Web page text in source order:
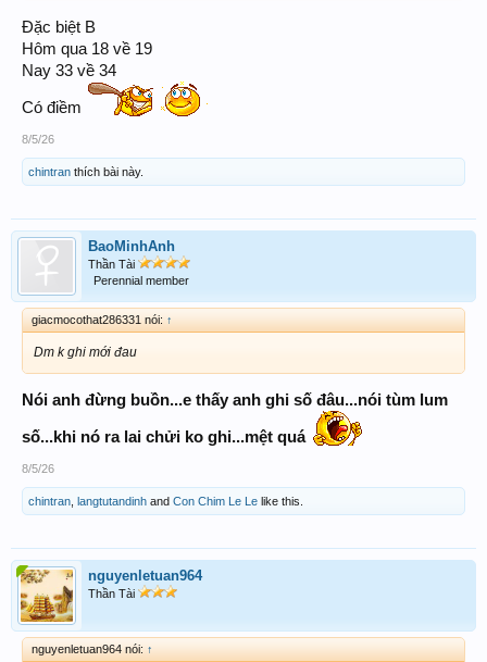
Đặc biệt B
Hôm qua 18 về 19
Nay 33 về 34
Có điềm
8/5/26
chintran thích bài này.
BaoMinhAnh
Thần Tài
Perennial member
giacmocothat286331 nói: ↑
Dm k ghi mới đau
Nói anh đừng buồn...e thấy anh ghi số đâu...nói tùm lum
số...khi nó ra lai chửi ko ghi...mệt quá
8/5/26
chintran langtutandinh and Con Chim Le Le like this.
nguyenletuan964
Thần Tài
nguyenletuan964 nói: ↑